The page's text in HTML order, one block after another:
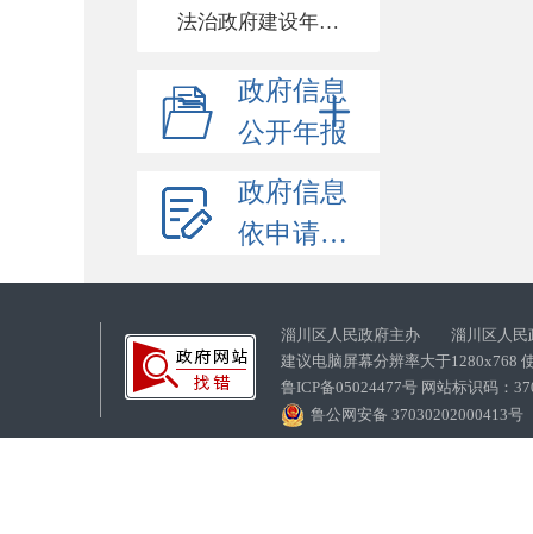
法治政府建设年度报告
政府信息
公开年报
政府信息
依申请公开
淄川区人民政府主办 淄川区人民
建议电脑屏幕分辨率大于1280x768
鲁ICP备05024477号 网站标识码：
鲁公网安备 37030202000413号